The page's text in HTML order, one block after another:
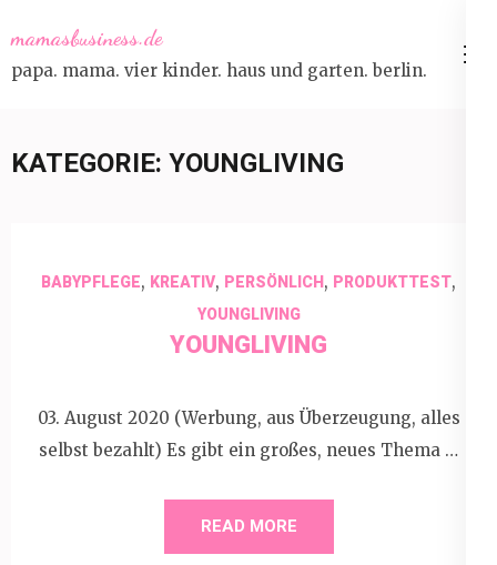
to
content
mamasbusiness.de
papa. mama. vier kinder. haus und garten. berlin.
KATEGORIE: YOUNGLIVING
BABYPFLEGE, KREATIV, PERSÖNLICH , PRODUKTTEST,
YOUNGLIVING
YOUNGLIVING
03. August 2020 (Werbung, aus Überzeugung, alles
selbst bezahlt) Es gibt ein großes, neues Thema …
READ MORE